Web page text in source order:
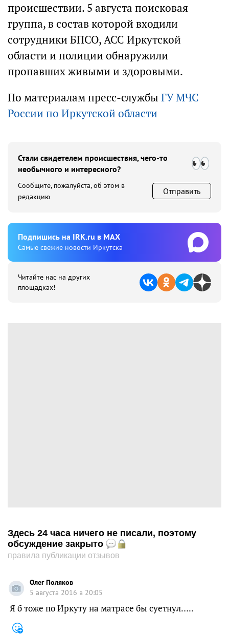
происшествии. 5 августа поисковая
группа, в состав которой входили
сотрудники БПСО, АСС Иркутской
области и полиции обнаружили
пропавших живыми и здоровыми.
По материалам пресс-службы ГУ МЧС
России по Иркутской области
Стали свидетелем происшествия, чего-то
необычного и интересного?
Сообщите, пожалуйста, об этом в
редакцию
Отправить
Подпишиcь на IRK.ru в MAX
Cамые свежие новости Иркутска
Читайте нас на других
площадках!
Здесь 24 часа ничего не писали, поэтому
обсуждение закрыто
правила публикации отзывов
Олег Поляков
5 августа 2016 в 20:05
Я б тоже по Иркуту на матрасе бы суетнул…..